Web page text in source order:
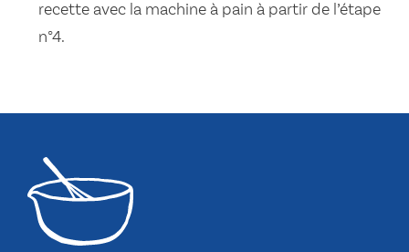
recette avec la machine à pain à partir de l’étape
n°4.